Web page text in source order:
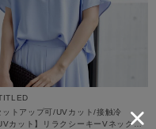
ットアップ可/UVカット/接触冷
カット】リラクシーキーVネックブ